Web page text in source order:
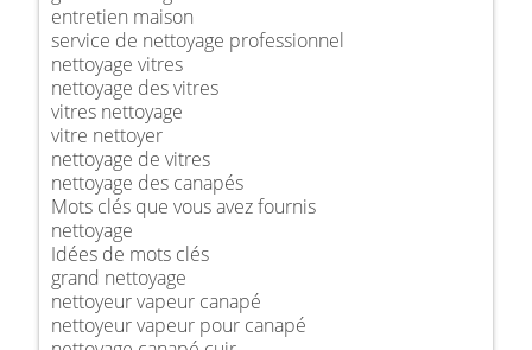
entretien maison
service de nettoyage professionnel
nettoyage vitres
nettoyage des vitres
vitres nettoyage
vitre nettoyer
nettoyage de vitres
nettoyage des canapés
Mots clés que vous avez fournis
nettoyage
Idées de mots clés
grand nettoyage
nettoyeur vapeur canapé
nettoyeur vapeur pour canapé